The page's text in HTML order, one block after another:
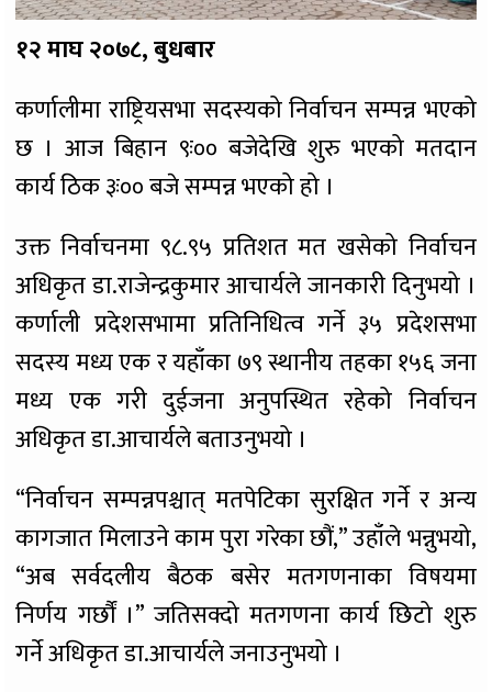
१२ माघ २०७८, बुधबार
कर्णालीमा राष्ट्रियसभा सदस्यको निर्वाचन सम्पन्न भएको
छ । आज बिहान ९ः०० बजेदेखि शुरु भएको मतदान
कार्य ठिक ३ः०० बजे सम्पन्न भएको हो ।
उक्त निर्वाचनमा ९८.९५ प्रतिशत मत खसेको निर्वाचन
अधिकृत डा.राजेन्द्रकुमार आचार्यले जानकारी दिनुभयो ।
कर्णाली प्रदेशसभामा प्रतिनिधित्व गर्ने ३५ प्रदेशसभा
सदस्य मध्य एक र यहाँका ७९ स्थानीय तहका १५६ जना
मध्य एक गरी दुईजना अनुपस्थित रहेको निर्वाचन
अधिकृत डा.आचार्यले बताउनुभयो ।
“निर्वाचन सम्पन्नपश्चात् मतपेटिका सुरक्षित गर्ने र अन्य
कागजात मिलाउने काम पुरा गरेका छौं,” उहाँले भन्नुभयो,
“अब सर्वदलीय बैठक बसेर मतगणनाका विषयमा
निर्णय गर्छौं ।” जतिसक्दो मतगणना कार्य छिटो शुरु
गर्ने अधिकृत डा.आचार्यले जनाउनुभयो ।